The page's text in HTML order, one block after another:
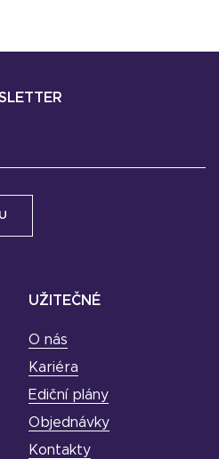
UŽITEČNÉ
O nás
Kariéra
Ediční plány
Objednávky
Kontakty